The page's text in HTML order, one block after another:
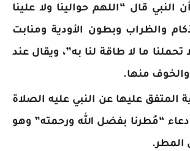
قال “اللهم حوالينا ولا علينا
والظراب وبطون الأودية ومنابت
تحملنا ما لا طاقة لنا به”، ويقال عند
منها.
المتفق عليها عن النبي عليه الصلاة
“مُطرنا بفضل الله ورحمته” وهو
المطر.